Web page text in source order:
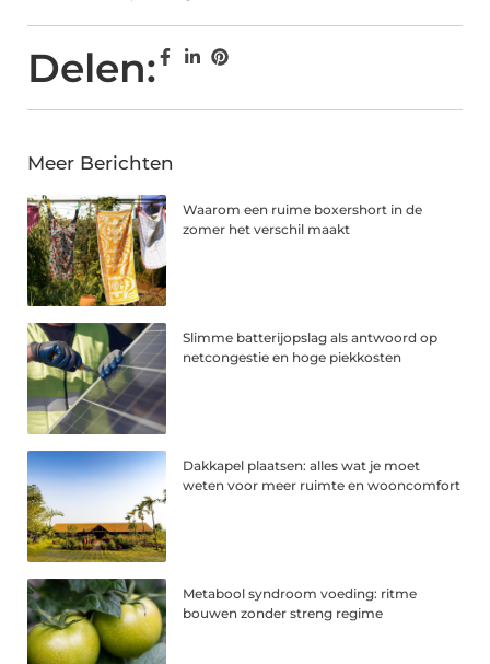
Delen:
Meer Berichten
Waarom een ruime boxershort in de
zomer het verschil maakt
Slimme batterijopslag als antwoord op
netcongestie en hoge piekkosten
Dakkapel plaatsen: alles wat je moet
weten voor meer ruimte en wooncomfort
Metabool syndroom voeding: ritme
bouwen zonder streng regime